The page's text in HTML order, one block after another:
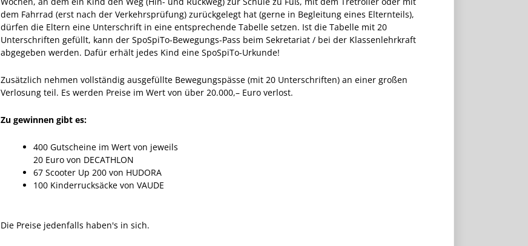
dem Fahrrad (erst nach der Verkehrsprüfung) zurückgelegt hat (gerne in Begleitung eines Elternteils),
dürfen die Eltern eine Unterschrift in eine entsprechende Tabelle setzen. Ist die Tabelle mit 20
Unterschriften gefüllt, kann der SpoSpiTo-Bewegungs-Pass beim Sekretariat / bei der Klassenlehrkraft
abgegeben werden. Dafür erhält jedes Kind eine SpoSpiTo-Urkunde!
Zusätzlich nehmen vollständig ausgefüllte Bewegungspässe (mit 20 Unterschriften) an einer großen
Verlosung teil. Es werden Preise im Wert von über 20.000,– Euro verlost.
Zu gewinnen gibt es:
400 Gutscheine im Wert von jeweils
20 Euro von DECATHLON
67 Scooter Up 200 von HUDORA
100 Kinderrucksäcke von VAUDE
Die Preise jedenfalls haben's in sich.